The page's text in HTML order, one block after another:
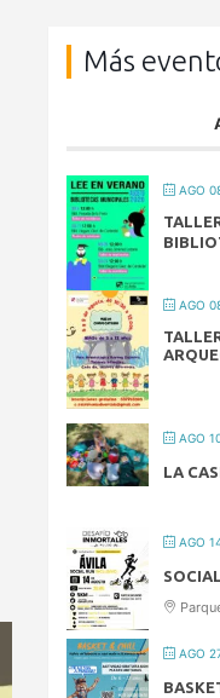
Más
AGO
AGO
AGO
LA
AGO
AGO